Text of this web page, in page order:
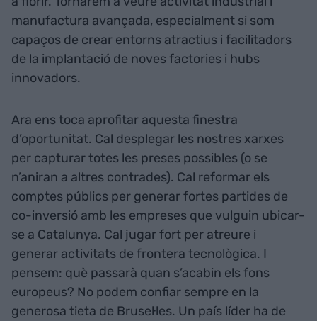
manufactura avançada, especialment si som
capaços de crear entorns atractius i facilitadors
de la implantació de noves factories i hubs
innovadors.
Ara ens toca aprofitar aquesta finestra
d’oportunitat. Cal desplegar les nostres xarxes
per capturar totes les preses possibles (o se
n’aniran a altres contrades). Cal reformar els
comptes públics per generar fortes partides de
co-inversió amb les empreses que vulguin ubicar-
se a Catalunya. Cal jugar fort per atreure i
generar activitats de frontera tecnològica. I
pensem: què passarà quan s’acabin els fons
europeus? No podem confiar sempre en la
generosa tieta de Brusel·les. Un país líder ha de